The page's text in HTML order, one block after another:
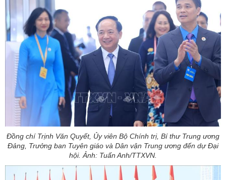
Đồng chí Trịnh Văn Quyết, Ủy viên Bộ Chính trị, Bí thư Trung ương
Đảng, Trưởng ban Tuyên giáo và Dân vận Trung ương đến dự Đại
hội. Ảnh: Tuấn Anh/TTXVN.